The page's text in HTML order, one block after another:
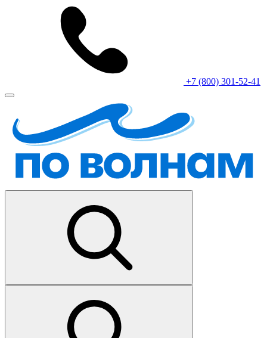
+7 (800) 301-52-41